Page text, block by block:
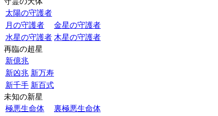
太陽の守護者
月の守護者
金星の守護者
水星の守護者 木星の守護者
再臨の超星
新億兆
新凶兆 新万寿
新千手 新百式
未知の新星
極悪生命体
裏極悪生命体